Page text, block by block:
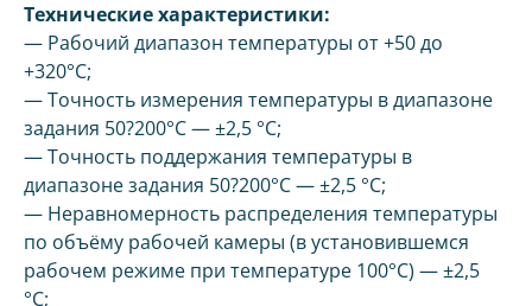
Технические характеристики:
— Рабочий диапазон температуры от +50 до
+320°С;
— Точность измерения температуры в диапазоне
задания 50?200°С — ±2,5 °С;
— Точность поддержания температуры в
диапазоне задания 50?200°С — ±2,5 °С;
— Неравномерность распределения температуры
по объёму рабочей камеры (в установившемся
рабочем режиме при температуре 100°С) — ±2,5
°С;